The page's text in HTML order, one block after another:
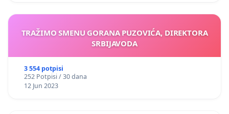
TRAŽIMO SMENU GORANA PUZOVIĆA, DIREKTORA
SRBIJAVODA
3 554 potpisi
252 Potpisi / 30 dana
12 Jun 2023